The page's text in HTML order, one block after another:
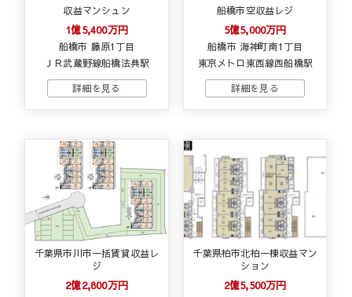
収益マンシュン
1億5,400万円
船橋市 藤原1丁目
ＪＲ武蔵野線船橋法典駅
船橋市空収益レジ
5億5,000万円
船橋市 海神町南1丁目
東京メトロ東西線西船橋駅
千葉県市川市一括賃貸収益レ
ジ
2億2,800万円
千葉県柏市北柏一棟収益マン
ション
2億5,500万円